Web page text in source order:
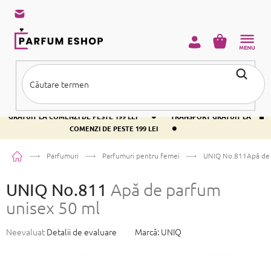
conținut
TRANSPORT GRATUIT LA COMENZI DE PESTE 199 LEI •
TRANSPORT
GRATUIT LA COMENZI DE PESTE 199 LEI
•
TRANSPORT GRATUIT LA
COMENZI DE PESTE 199 LEI
•
COŞ
Acasă Parfumuri Parfumuri pentru femei UNIQ No.811Apă
UNIQ No.811 Apă de parfum
unisex 50 ml
Evaluarea
Neevaluat Detalii de evaluare Marcă: UNIQ